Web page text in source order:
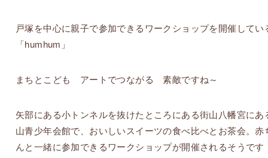
戸塚を中心に親子で参加できるワークショップを開催してい
「humhum」
まちとこども アートでつながる 素敵ですね～
矢部にある小トンネルを抜けたところにある街山八幡宮にあ
山青少年会館で、おいしいスイーツの食べ比べとお茶会。赤
んと一緒に参加できるワークショップが開催されるそうです